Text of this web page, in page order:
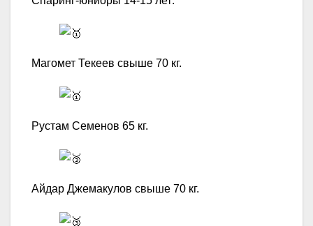
Магомет Текеев свыше 70 кг.
Рустам Семенов 65 кг.
Айдар Джемакулов свыше 70 кг.